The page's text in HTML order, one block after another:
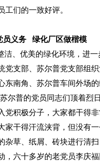
们的一致好评。
员义务
绿化厂区做楷模
洁、优美的绿化环境，进
党支部、苏尔普党支部组
南角、苏尔普车间外场的
尔普的党员同志们顶着烈
积极分子，大家都干得
干得汗流浃背，但没有
杂草、纸屑、砖块进行清
，六十多岁的老党员李庆